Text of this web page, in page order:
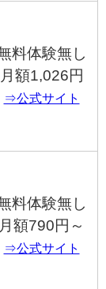
料体験無し
月額1,026円
⇒公式サイト
料体験無し
月額790円～
⇒公式サイト